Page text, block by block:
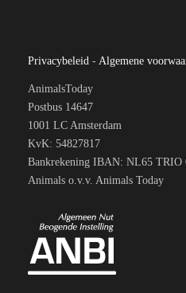
Privacybeleid - Algemene
AnimalsToday
Postbus 14647
1001 LC Amsterdam
KvK: 54827817
Bankrekening IBAN: NL65 TRIO
Animals o.v.v. Animals Today